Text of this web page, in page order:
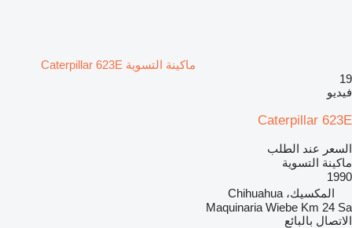
ماكينة التسوية Caterpillar 623E
19
فيديو
Caterpillar 623E
السعر عند الطلب
ماكينة التسوية
1990
المكسيك، Chihuahua
Maquinaria Wiebe Km 24 Sa
الاتصال بالبائع